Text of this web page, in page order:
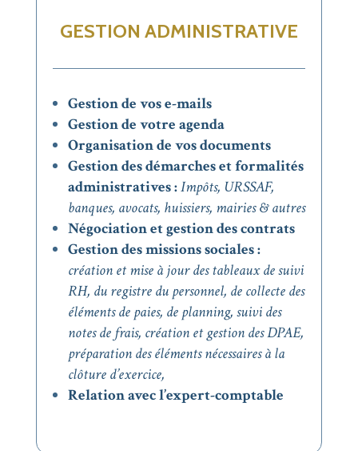
GESTION ADMINISTRATIVE
Gestion de vos e-mails
Gestion de votre agenda
Organisation de vos documents
Gestion des démarches et formalités
administratives :Impôts, URSSAF,
banques, avocats, huissiers, mairies & autres
Négociation et gestion des contrats
Gestion des missions sociales :
création et mise à jour des tableaux de suivi
RH, du registre du personnel, de collecte des
éléments de paies, deplanning, suivi des
notes de frais, création et gestion des DPAE,
préparation des éléments nécessaires à la
clôture d’exercice,
Relation avec l’expert-comptable